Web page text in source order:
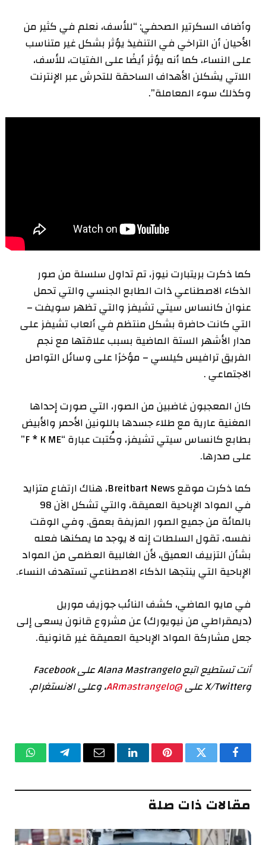
وأضاف السكرتير الصحفي: “للأسف، نعلم في كثير من
الأحيان أن التراخي في التنفيذ يؤثر بشكل غير متناسب
على النساء، كما أنه يؤثر أيضًا على الفتيات، للأسف،
اللاتي يشكلن الأهداف الساحقة للتحرش عبر الإنترنت
وكذلك سوء المعاملة”.
كما ذكرت بريتبارت نيوز، تم تداول سلسلة من صور
الذكاء الاصطناعي ذات الطابع الجنسي والتي تحمل
عنوان كانساس سيتي تشيفز والتي تظهر سويفت –
التي كانت حاضرة بشكل منتظم في ألعاب تشيفز على
مدار الأشهر الستة الماضية بسبب علاقتها مع نجم
الفريق ترافيس كيلسي – مؤخرًا على وسائل التواصل
الاجتماعي .
كان المعجبون غاضبين من الصور، التي صورت إحداها
المغنية عارية مع طلاء جسدها باللونين الأحمر والأبيض
بطابع كانساس سيتي تشيفز، وكُتبت عبارة “F * K ME”
على صدرها.
كما ذكرت موقع Breitbart News، هناك ارتفاع متزايد
في المواد الإباحية العميقة، والتي تشكل الآن 98
بالمائة من جميع الصور المزيفة بعمق. وفي الوقت
نفسه، تقول السلطات إنه لا يوجد ما يمكنها فعله
بشأن التزييف العميق، لأن الغالبية العظمى من المواد
الإباحية التي ينتجها الذكاء الاصطناعي تستهدف النساء.
في مايو الماضي، كشف النائب جوزيف موريل
(ديمقراطي من نيويورك) عن مشروع قانون يسعى إلى
جعل مشاركة المواد الإباحية العميقة غير قانونية.
أنت تستطيع
اتبع Alana Mastrangelo على Facebook
وX/Twitter على
@ARmastrangelo ، وعلى الانستغرام.
فيسبوكتويتر بينتيريستلينكدإنالبريد تيلقرام
مقالات ذات صلة